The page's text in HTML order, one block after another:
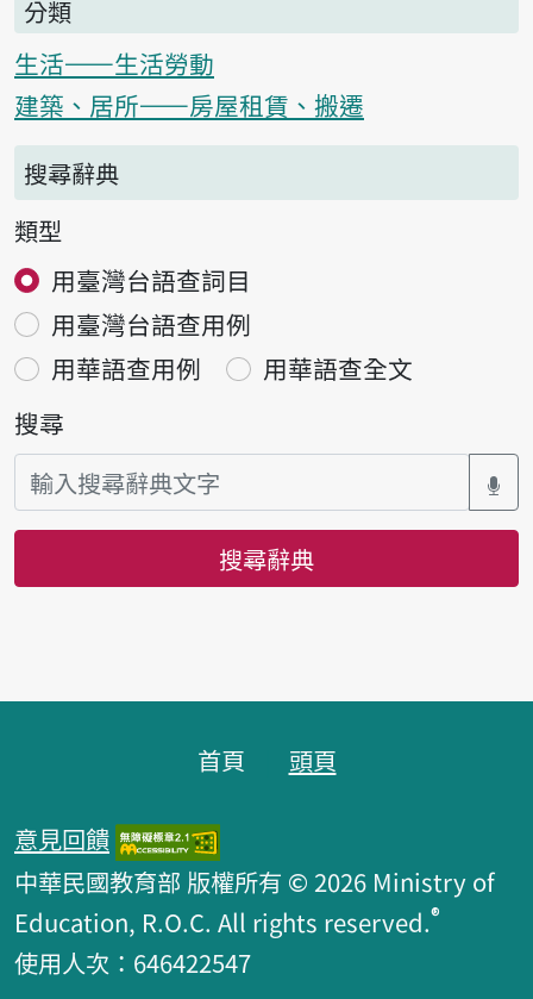
分類
生活——生活勞動
建築、居所——房屋租賃、搬遷
搜尋辭典
類型
用臺灣台語查詞目
用臺灣台語查用例
用華語查用例
用華語查全文
搜尋
搜尋辭典
首頁 頭頁
意見回饋
中華民國教育部 版權所有 © 2026 Ministry of
Education, R.O.C. All rights reserved.®
使用人次：646422547